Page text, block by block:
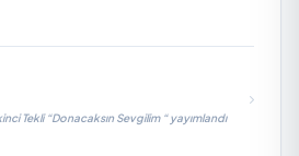
Tekli “Donacaksın Sevgilim “ yayımlandı